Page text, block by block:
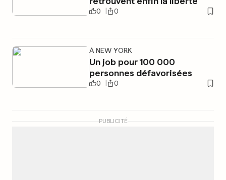
0 0
À NEW YORK
Un job pour 100 000
personnes défavorisées
0 0
PUBLICITÉ